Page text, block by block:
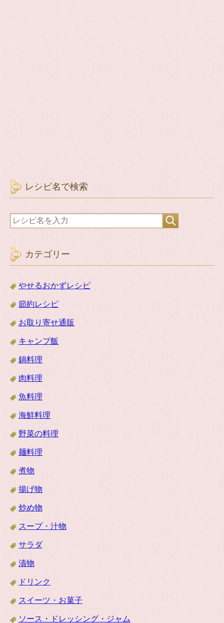
レシピ名で検索
カテゴリー
やせるおかずレシピ
節約レシピ
お取り寄せ通販
キャンプ飯
鍋料理
肉料理
魚料理
海鮮料理
野菜の料理
麺料理
煮物
揚げ物
炒め物
スープ・汁物
サラダ
漬物
ドリンク
スイーツ・お菓子
ソース・ドレッシング・ジャム